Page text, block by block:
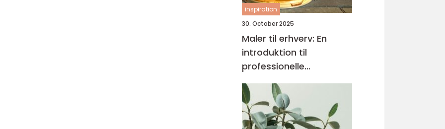
inspiration
30. October 2025
Maler til erhverv: En
introduktion til
professionelle
malerløsninger